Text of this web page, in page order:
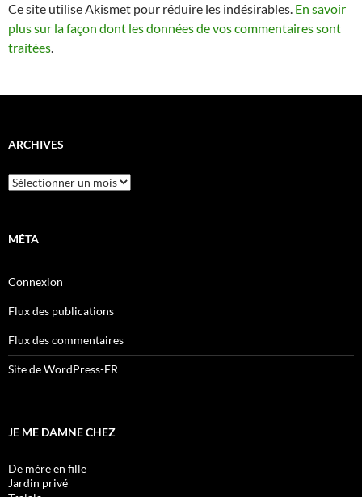
Ce site utilise Akismet pour réduire les indésirables. En savoir
plus sur la façon dont les données de vos commentaires sont
traitées.
ARCHIVES
Archives
MÉTA
Connexion
Flux des publications
Flux des commentaires
Site de WordPress-FR
JE ME DAMNE CHEZ
De mère en fille
Jardin privé